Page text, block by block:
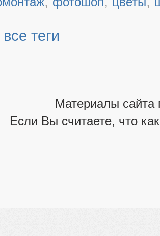
теги
Материалы сайта
Если Вы считаете, что